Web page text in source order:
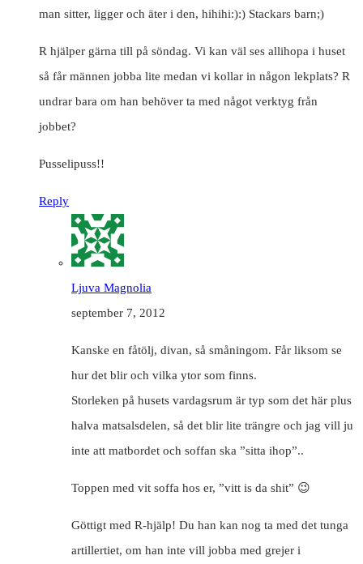
man sitter, ligger och äter i den, hihihi:):) Stackars barn;)
R hjälper gärna till på söndag. Vi kan väl ses allihopa i huset
så får männen jobba lite medan vi kollar in någon lekplats? R
undrar bara om han behöver ta med något verktyg från
jobbet?
Pusselipuss!!
Reply
Ljuva Magnolia
september 7, 2012
Kanske en fåtölj, divan, så småningom. Får liksom se
hur det blir och vilka ytor som finns.
Storleken på husets vardagsrum är typ som det här plus
halva matsalsdelen, så det blir lite trängre och jag vill ju
inte att matbordet och soffan ska ”sitta ihop”..
Toppen med vit soffa hos er, ”vitt is da shit” 😉
Göttigt med R-hjälp! Du han kan nog ta med det tunga
artillertiet, om han inte vill jobba med grejer i